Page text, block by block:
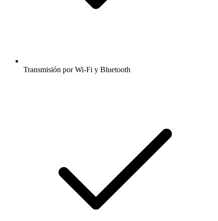
Transmisión por Wi-Fi y Bluetooth